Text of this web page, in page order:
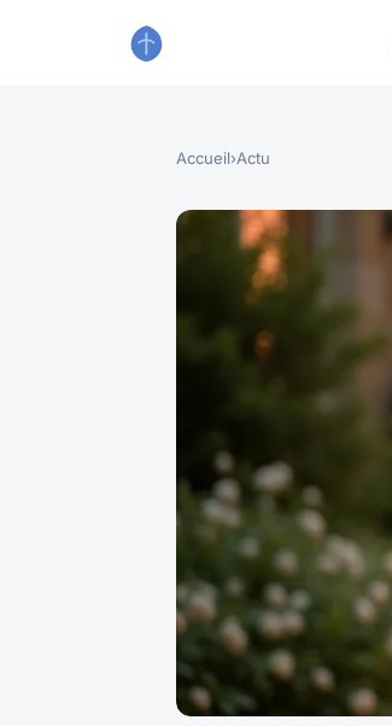
Accueil›Actu